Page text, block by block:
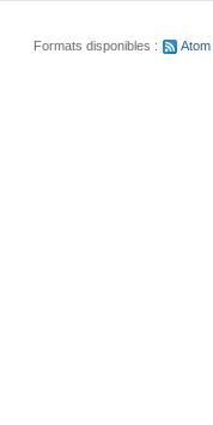
Formats disponibles :
Atom